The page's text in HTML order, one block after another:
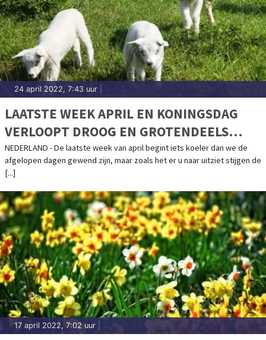
24 april 2022, 7:43 uur
LAATSTE WEEK APRIL EN KONINGSDAG
VERLOOPT DROOG EN GROTENDEELS
ZONNIG
NEDERLAND - De laatste week van april begint iets koeler dan we de
afgelopen dagen gewend zijn, maar zoals het er u naar uitziet stijgen de
[...]
17 april 2022, 7:02 uur